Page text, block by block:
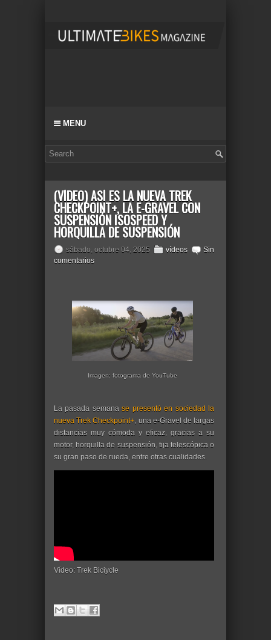
MENU
(VÍDEO) ASÍ ES LA NUEVA TREK
CHECKPOINT+, LA E-GRAVEL CON
SUSPENSIÓN ISOSPEED Y
HORQUILLA DE SUSPENSIÓN
sábado, octubre 04, 2025 vídeos
Sin
comentarios
Imagen: fotograma de YouTube
La pasada semanase presentó en sociedad la
nueva Trek Checkpoint+, una e-Gravel de largas
distancias muy cómoda y eficaz, gracias a su
motor, horquilla de suspensión, tija telescópica o
su gran paso de rueda, entre otras cualidades.
Vídeo: Trek Biciycle